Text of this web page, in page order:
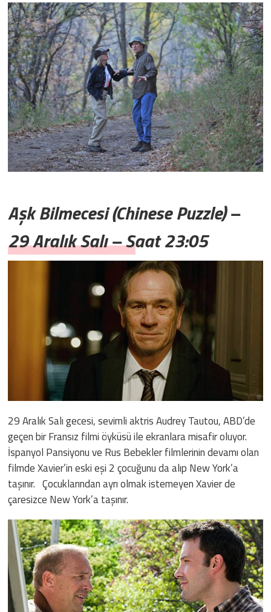
Aşk Bilmecesi (Chinese Puzzle) –
29 Aralık Salı – Saat 23:05
29 Aralık Salı gecesi, sevimli aktris Audrey Tautou, ABD’de
geçen bir Fransız filmi öyküsü ile ekranlara misafir oluyor.
İspanyol Pansiyonu ve Rus Bebekler filmlerinin devamı olan
filmde Xavier’in eski eşi 2 çocuğunu da alıp New York’a
taşınır. Çocuklarından ayrı olmak istemeyen Xavier de
çaresizce New York’a taşınır.